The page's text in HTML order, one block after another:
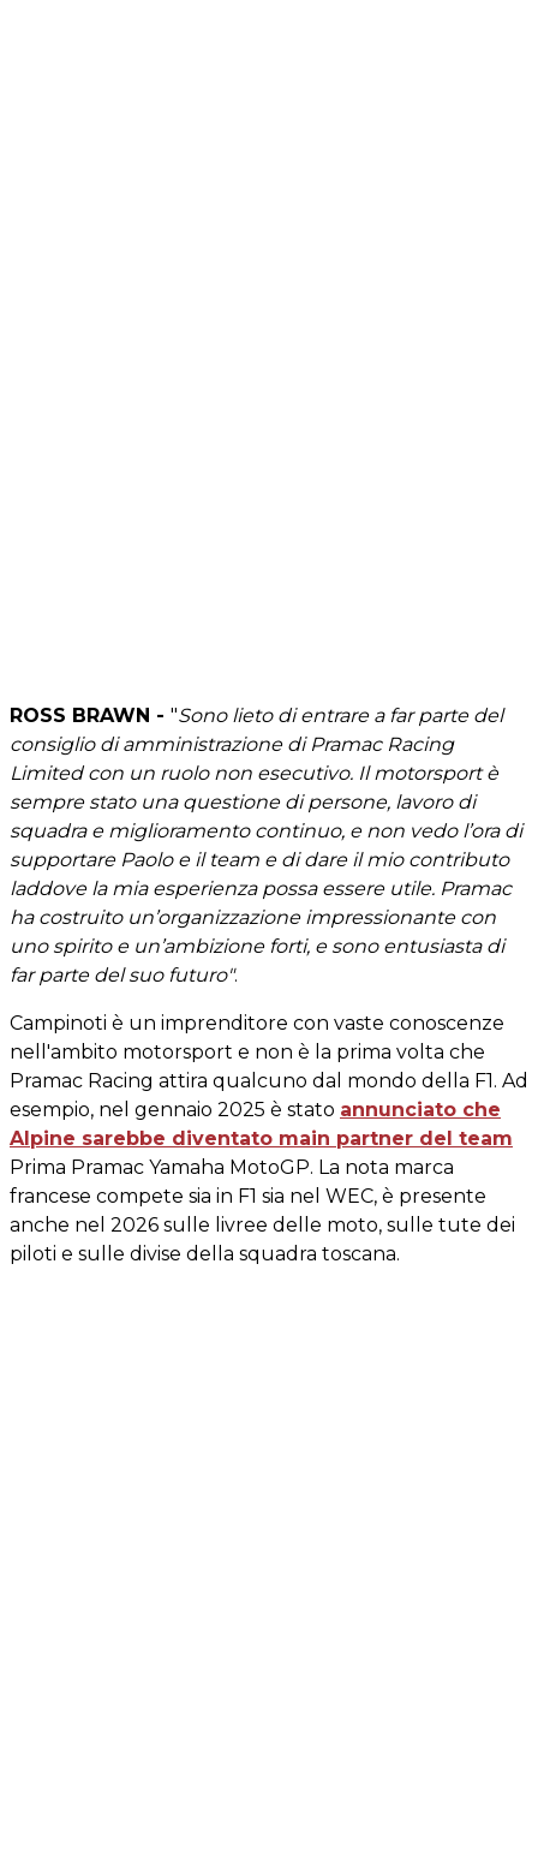
ROSS BRAWN - "Sono lieto di entrare a far parte del
consiglio di amministrazione di Pramac Racing
Limited con un ruolo non esecutivo. Il motorsport è
sempre stato una questione di persone, lavoro di
squadra e miglioramento continuo, e non vedo l’ora di
supportare Paolo e il team e di dare il mio contributo
laddove la mia esperienza possa essere utile. Pramac
ha costruito un’organizzazione impressionante con
uno spirito e un’ambizione forti, e sono entusiasta di
far parte del suo futuro".
Campinoti è un imprenditore con vaste conoscenze
nell'ambito motorsport e non è la prima volta che
Pramac Racing attira qualcuno dal mondo della F1. Ad
esempio, nel gennaio 2025 è stato annunciato che
Alpine sarebbe diventato main partner del team
Prima Pramac Yamaha MotoGP. La nota marca
francese compete sia in F1 sia nel WEC, è presente
anche nel 2026 sulle livree delle moto, sulle tute dei
piloti e sulle divise della squadra toscana.